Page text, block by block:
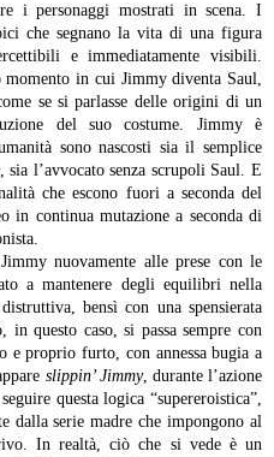
i personaggi mostrati in scena. I
che segnano la vita di una figura
e immediatamente visibili.
in cui Jimmy diventa Saul,
se si parlasse delle origini di un
del suo costume. Jimmy è
sono nascosti sia il semplice
, sia l’avvocato senza scrupoli Saul. E
che escono fuori a seconda del
in continua mutazione a seconda di
nuovamente alle prese con le
a mantenere degli equilibri nella
bensì con una spensierata
in questo caso, si passa sempre con
e proprio furto, con annessa bugia a
slippin’ Jimmy, durante l’azione
questa logica “supereroistica”,
dalla serie madre che impongono al
In realtà, ciò che si vede è un